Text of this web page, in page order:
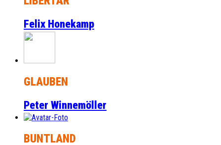
Felix Honekamp
GLAUBEN
Peter Winnemöller
BUNTLAND